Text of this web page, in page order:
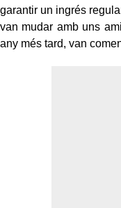
garantir un ingrés
van mudar amb uns
any més tard, van